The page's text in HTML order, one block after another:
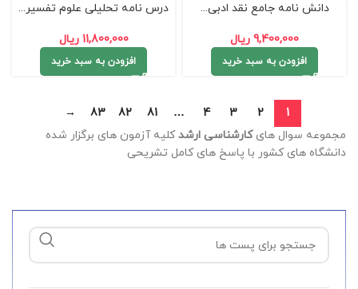
دانش نامه جامع نقد ادبی...
9,400,000 ریال
افزودن به سبد خرید
درس نامه تحلیلی علوم تفسیر...
11,800,000 ریال
افزودن به سبد خرید
1
2
3
4
…
81
82
83
→
مجموعه سوال هایکارشناسی ارشدکلیه آزمون های برگزار شده
دانشگاه های کشور با پاسخ های کامل تشریحی